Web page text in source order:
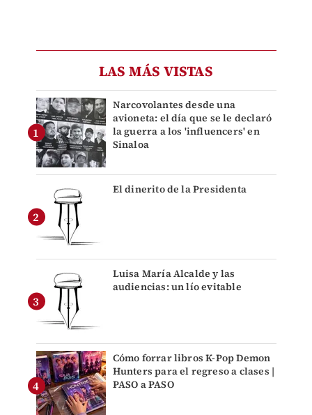
LAS MÁS VISTAS
Narcovolantes desde una
avioneta: el día que se le declaró
la guerra a los 'influencers' en
Sinaloa
El dinerito de la Presidenta
Luisa María Alcalde y las
audiencias: un lío evitable
Cómo forrar libros K-Pop Demon
Hunters para el regreso a clases |
PASO a PASO